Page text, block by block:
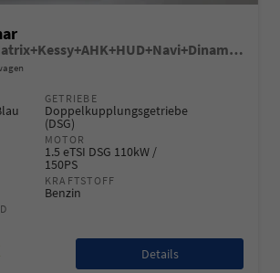
1.5 eTSI DSG Matrix+Kessy+AHK+HUD+Navi+Dinamica+360°+eHeck+GV5
GETRIEBE
Doppelkupplungsgetriebe
(DSG)
MOTOR
1.5 eTSI DSG 110kW /
150PS
KRAFTSTOFF
Benzin
Details